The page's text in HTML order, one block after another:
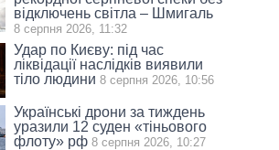
відключень світла – Шмигаль
8 серпня 2026, 11:32
Удар по Києву: під час
ліквідації наслідків виявили
тіло людини 8 серпня 2026, 10:56
Українські дрони за тиждень
уразили 12 суден «тіньового
флоту» рф 8 серпня 2026, 10:27